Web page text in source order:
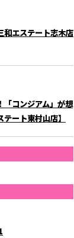
エステート志木店
「コンジアム」が想
ート東村山店】